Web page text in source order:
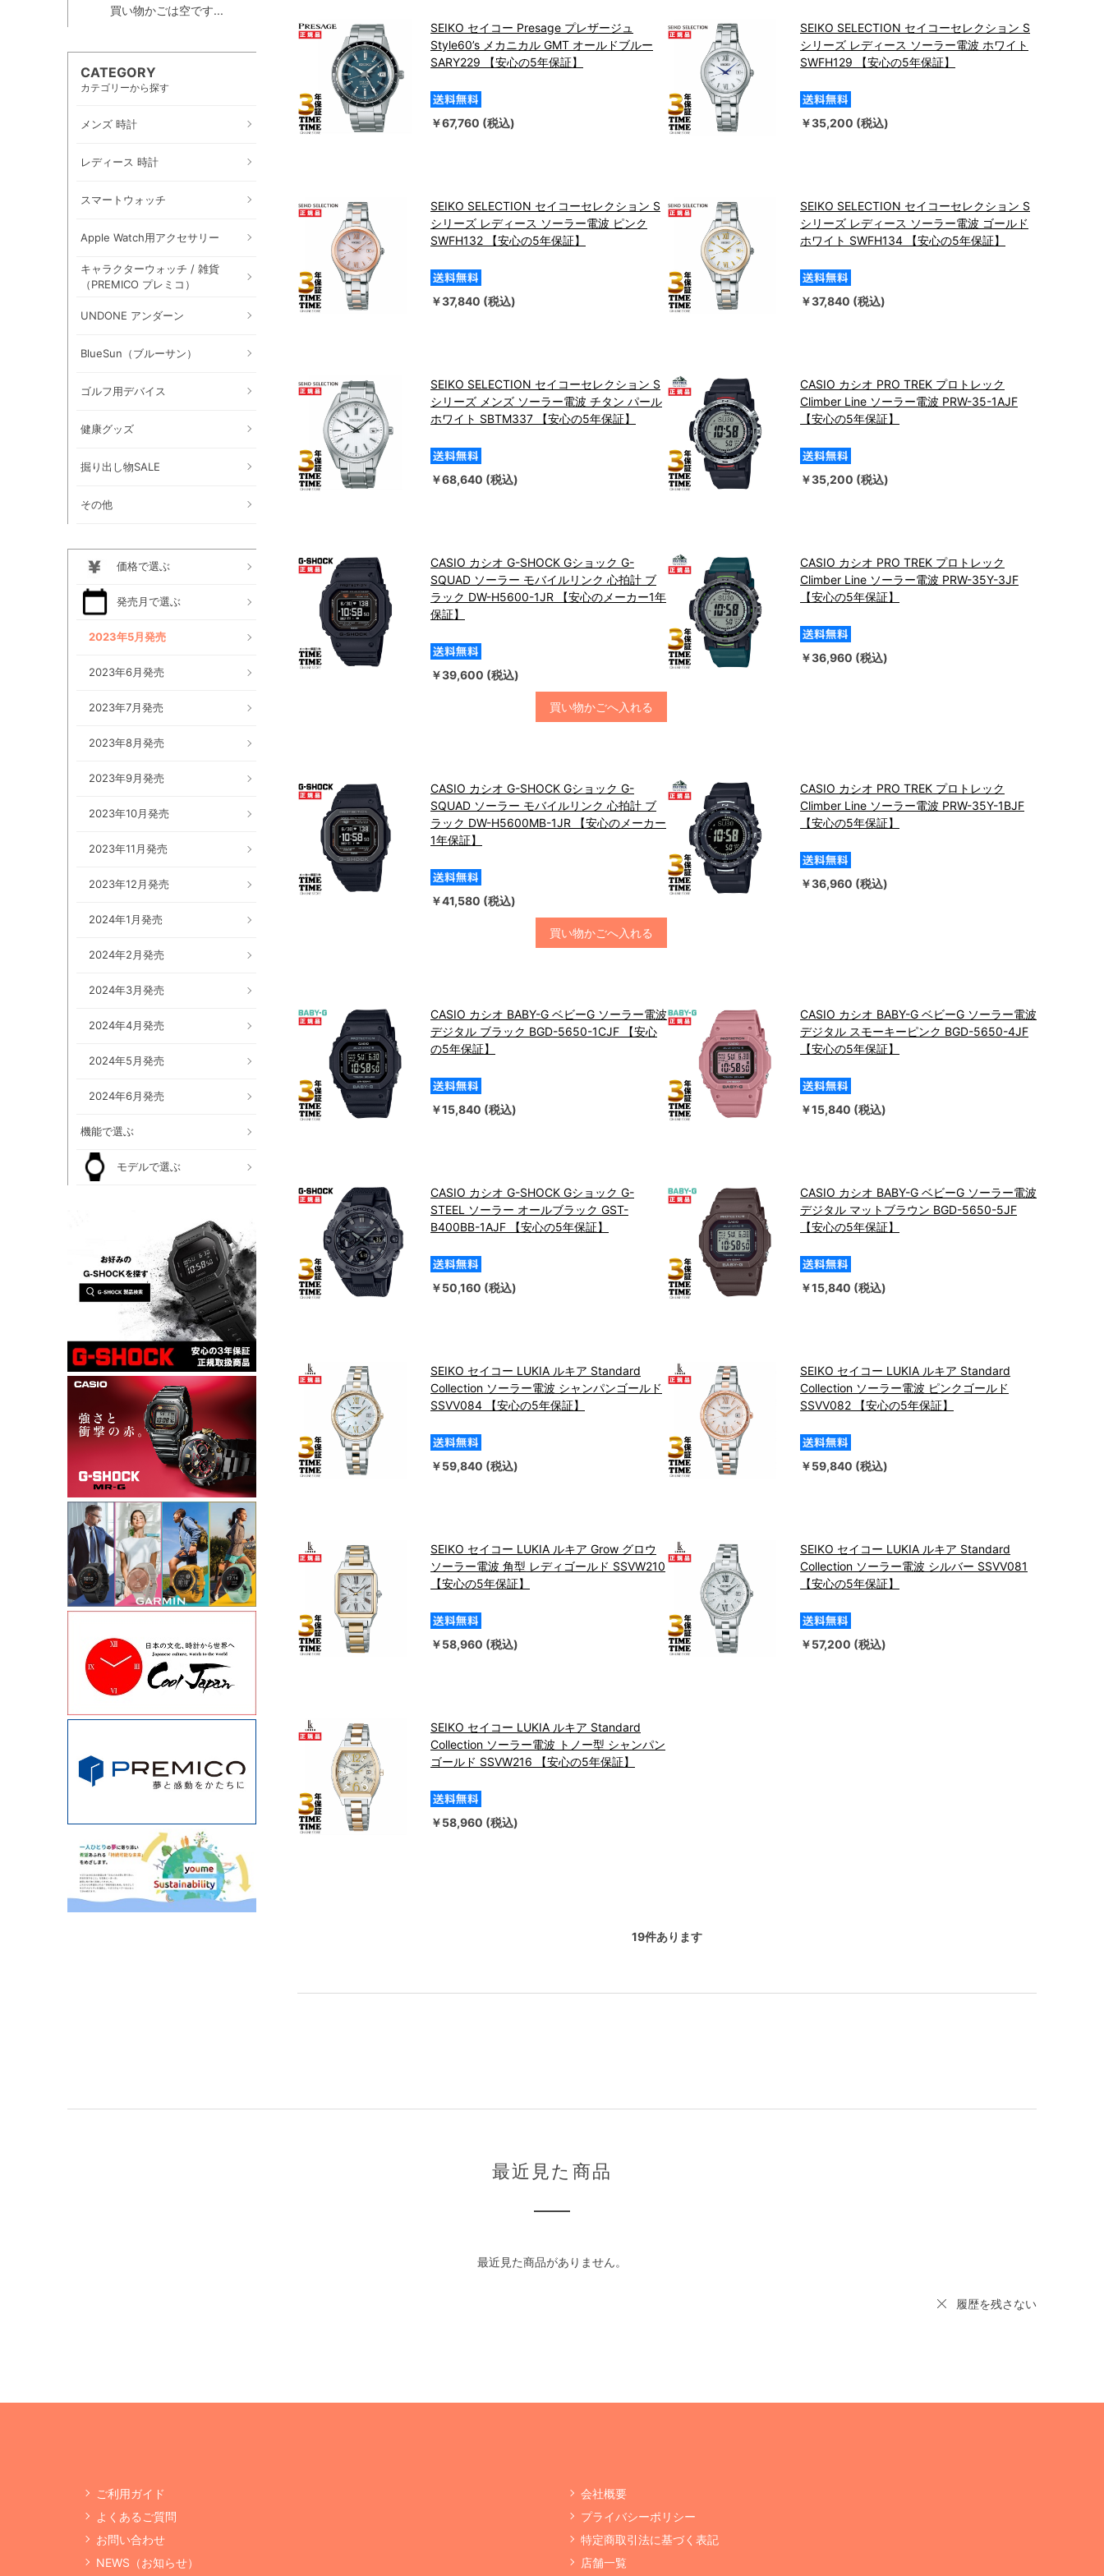
買い物かごは空です...
CATEGORY
カテゴリーから探す
メンズ 時計
レディース 時計
スマートウォッチ
Apple Watch用アクセサリー
キャラクターウォッチ / 雑貨
（PREMICO プレミコ）
UNDONE アンダーン
BlueSun（ブルーサン）
ゴルフ用デバイス
健康グッズ
掘り出し物SALE
その他
価格で選ぶ
発売月で選ぶ
2023年5月発売
2023年6月発売
2023年7月発売
2023年8月発売
2023年9月発売
2023年10月発売
2023年11月発売
2023年12月発売
2024年1月発売
2024年2月発売
2024年3月発売
2024年4月発売
2024年5月発売
2024年6月発売
機能で選ぶ
モデルで選ぶ
SEIKO セイコー Presage プレザージュ
Style60’s メカニカル GMT オールドブルー
SARY229 【安心の5年保証】
￥67,760 (税込)
SEIKO SELECTION セイコーセレクション S
シリーズ レディース ソーラー電波 ホワイト
SWFH129 【安心の5年保証】
￥35,200 (税込)
SEIKO SELECTION セイコーセレクション S
シリーズ レディース ソーラー電波 ピンク
SWFH132 【安心の5年保証】
￥37,840 (税込)
SEIKO SELECTION セイコーセレクション S
シリーズ レディース ソーラー電波 ゴールド
ホワイト SWFH134 【安心の5年保証】
￥37,840 (税込)
SEIKO SELECTION セイコーセレクション S
シリーズ メンズ ソーラー電波 チタン パール
ホワイト SBTM337 【安心の5年保証】
￥68,640 (税込)
CASIO カシオ PRO TREK プロトレック
Climber Line ソーラー電波 PRW-35-1AJF
【安心の5年保証】
￥35,200 (税込)
CASIO カシオ G-SHOCK Gショック G-
SQUAD ソーラー モバイルリンク 心拍計 ブ
ラック DW-H5600-1JR 【安心のメーカー1年
保証】
￥39,600 (税込)
買い物かごへ入れる
CASIO カシオ PRO TREK プロトレック
Climber Line ソーラー電波 PRW-35Y-3JF
【安心の5年保証】
￥36,960 (税込)
CASIO カシオ G-SHOCK Gショック G-
SQUAD ソーラー モバイルリンク 心拍計 ブ
ラック DW-H5600MB-1JR 【安心のメーカー
1年保証】
￥41,580 (税込)
買い物かごへ入れる
CASIO カシオ PRO TREK プロトレック
Climber Line ソーラー電波 PRW-35Y-1BJF
【安心の5年保証】
￥36,960 (税込)
CASIO カシオ BABY-G ベビーG ソーラー電波
デジタル ブラック BGD-5650-1CJF 【安心
の5年保証】
￥15,840 (税込)
CASIO カシオ BABY-G ベビーG ソーラー電波
デジタル スモーキーピンク BGD-5650-4JF
【安心の5年保証】
￥15,840 (税込)
CASIO カシオ G-SHOCK Gショック G-
STEEL ソーラー オールブラック GST-
B400BB-1AJF 【安心の5年保証】
￥50,160 (税込)
CASIO カシオ BABY-G ベビーG ソーラー電波
デジタル マットブラウン BGD-5650-5JF
【安心の5年保証】
￥15,840 (税込)
SEIKO セイコー LUKIA ルキア Standard
Collection ソーラー電波 シャンパンゴールド
SSVV084 【安心の5年保証】
￥59,840 (税込)
SEIKO セイコー LUKIA ルキア Standard
Collection ソーラー電波 ピンクゴールド
SSVV082 【安心の5年保証】
￥59,840 (税込)
SEIKO セイコー LUKIA ルキア Grow グロウ
ソーラー電波 角型 レディゴールド SSVW210
【安心の5年保証】
￥58,960 (税込)
SEIKO セイコー LUKIA ルキア Standard
Collection ソーラー電波 シルバー SSVV081
【安心の5年保証】
￥57,200 (税込)
SEIKO セイコー LUKIA ルキア Standard
Collection ソーラー電波 トノー型 シャンパン
ゴールド SSVW216 【安心の5年保証】
￥58,960 (税込)
19件あります
最近見た商品
最近見た商品がありません。
履歴を残さない
ご利用ガイド
よくあるご質問
お問い合わせ
NEWS（お知らせ）
会社概要
プライバシーポリシー
特定商取引法に基づく表記
店舗一覧